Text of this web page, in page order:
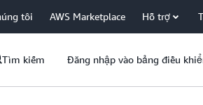
tôi AWS Marketplace Hỗ trợ
Tìm kiếm Đăng nhập vào bảng điều